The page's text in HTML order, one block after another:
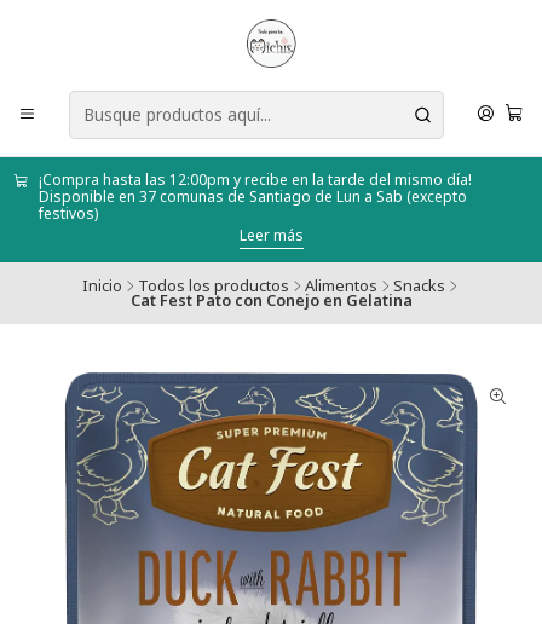
¡Compra hasta las 12:00pm y recibe en la tarde del mismo día!
Disponible en 37 comunas de Santiago de Lun a Sab (excepto
festivos)
Leer más
Inicio Todos los productos Alimentos Snacks
Cat Fest Pato con Conejo en Gelatina